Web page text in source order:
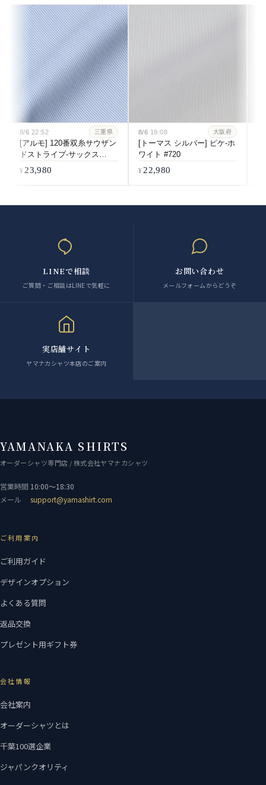
8/6 22:52 三重県
[アルモ] 120番双糸サウザン
ドストライプ-サックス
#6084
23,980
8/6 19:08 大阪府
[トーマス シルバー] ピケ-ホ
ワイト #720
22,980
LINEで相談
ご質問・ご相談はLINEで気軽に
お問い合わせ
メールフォームからどうぞ
実店舗サイト
ヤマナカシャツ本店のご案内
YAMANAKA SHIRTS
オーダーシャツ専門店 / 株式会社ヤマナカシャツ
営業時間 10:00〜18:30
メール
support@yamashirt.com
ご利用案内
ご利用ガイド
デザインオプション
よくある質問
返品交換
プレゼント用ギフト券
会社情報
会社案内
オーダーシャツとは
千葉100選企業
ジャパンクオリティ